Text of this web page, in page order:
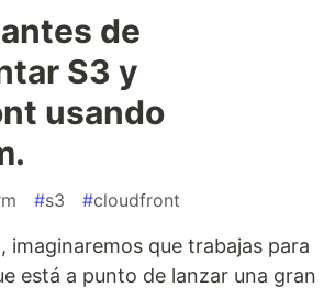
de
S3 y
usando
#s3 #cloudfront
imaginaremos que trabajas para
está a punto de lanzar una gran